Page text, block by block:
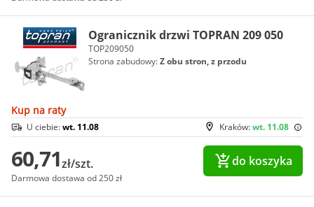
Ogranicznik drzwi TOPRAN 209 050
TOP209050
Strona zabudowy:Z obu stron, z przodu
Kup na raty
Kraków:wt. 11.08
U ciebie:wt. 11.08
60,71zł/szt.
Darmowa dostawa od 250 zł
do koszyka